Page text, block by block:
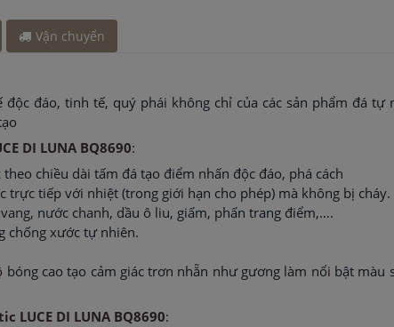
Vận chuyển
đáo, tinh tế, quý phái không chỉ của các sản phẩm đá
DI LUNA BQ8690:
chiều dài tấm đá tạo điểm nhấn độc đáo, phá cách
trực tiếp với nhiệt (trong giới hạn cho phép) mà không bị cháy.
nước chanh, dầu ô liu, giấm, phấn trang điểm,….
chống xước tự nhiên.
cao tạo cảm giác trơn nhẵn như gương làm nổi bật màu
LUCE DI LUNA BQ8690: